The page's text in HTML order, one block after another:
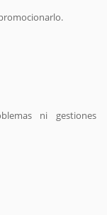
ni gestiones